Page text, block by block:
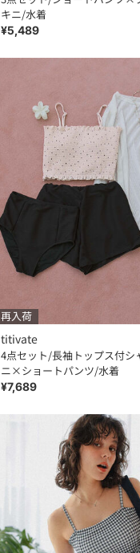
キニ/水着
¥5,489
再入荷
titivate
4点セット/長袖トップス付シ
ニ×ショートパンツ/水着
¥7,689